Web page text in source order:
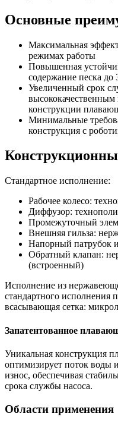
Основные
Максимальная
режимах работы
Повышенная
содержание песка до
Увеличенный срок
конструкции
Минимальные
конструкция с
Стандартное исполнение:
Рабочее колесо:
Диффузор:
Промежуточный
Внешняя гильза:
Напорный патрубок
Обратный клапан:
(встроенный)
Исполнение из
стандартного исполнения
всасывающая сетка:
Запатентованное
Уникальная конструкция
оптимизирует поток воды
износ, обеспечивая
срока службы насоса.
Области применения